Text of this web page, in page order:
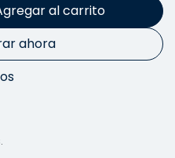
al carrito
ahora